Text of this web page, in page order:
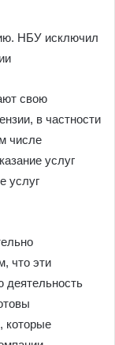
НБУ исключил
свою
в частности
числе
услуг
услуг
что эти
деятельность
которые